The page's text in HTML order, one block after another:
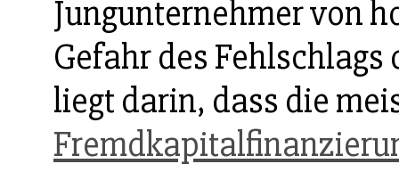
Jungunternehmer von
Gefahr des
liegt darin, dass die